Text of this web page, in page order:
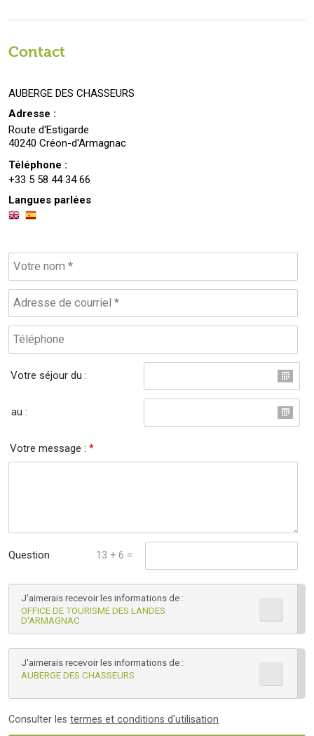
Contact
AUBERGE DES CHASSEURS
Adresse :
Route d'Estigarde
40240 Créon-d'Armagnac
Téléphone :
+33 5 58 44 34 66
Langues parlées
Votre séjour du :
au :
Votre message :*
Question
mathématique :
13 + 6 =
J'aimerais recevoir les informations de :
OFFICE DE TOURISME DES LANDES
D'ARMAGNAC
J'aimerais recevoir les informations de :
AUBERGE DES CHASSEURS
Consulter les termes et conditions d'utilisation